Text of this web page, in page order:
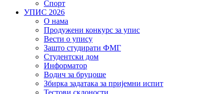
Спорт
УПИС 2026
О нама
Продужени конкурс за упис
Вести о упису
Зашто студирати ФМГ
Студентски дом
Информатор
Водич за бруцоше
Збиркa задатака за пријемни испит